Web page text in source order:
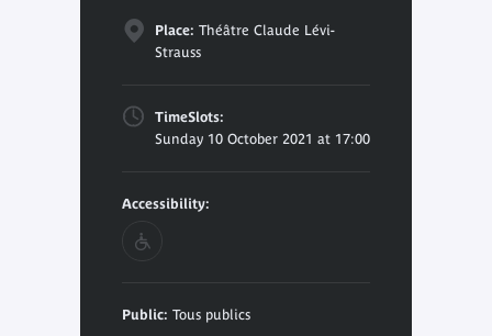
Place: Théâtre Claude Lévi-
Strauss
TimeSlots:
Sunday 10 October 2021 at 17:00
Accessibility:
Public: Tous publics